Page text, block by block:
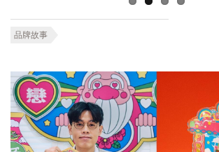
品牌故事